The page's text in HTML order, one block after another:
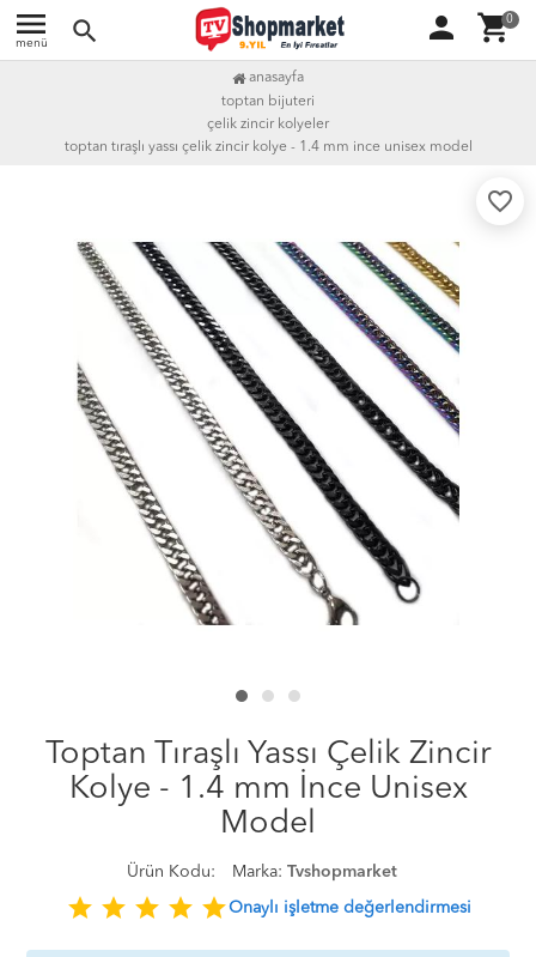
menu
menü search person shopping_cart0
anasayfa
toptan bijuteri
çelik zincir kolyeler
toptan tıraşlı yassı çelik zincir kolye - 1.4 mm i̇nce unisex model
favorite_border
Toptan Tıraşlı Yassı Çelik Zincir
Kolye - 1.4 mm İnce Unisex
Model
Ürün Kodu: Marka: Tvshopmarket
star star star star starOnaylı işletme değerlendirmesi